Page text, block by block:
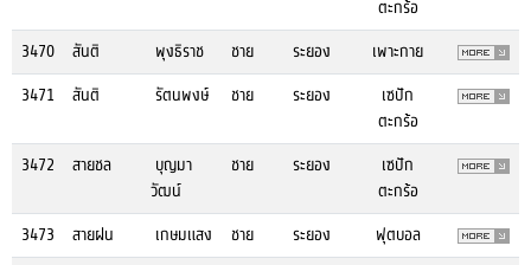
ตะกร้อ
3470
สันติ พุงธิราช ชาย ระยอง
เพาะกาย
3471
สันติ รัตนพงษ์ ชาย ระยอง
เซปัก
ตะกร้อ
3472
สายชล
บุญมา
วัฒน์
ชาย ระยอง
เซปัก
ตะกร้อ
3473
สายฝน เกษมแสง ชาย ระยอง
ฟุตบอล